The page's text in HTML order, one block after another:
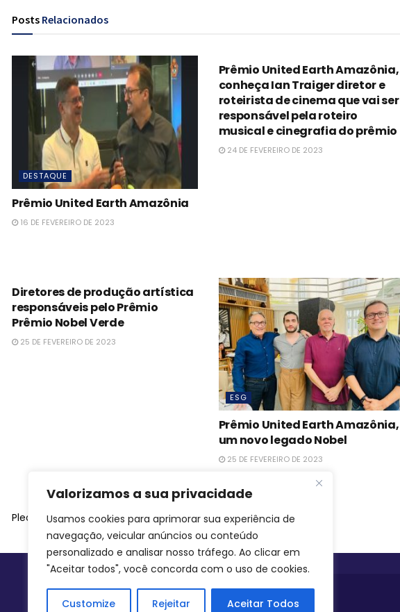
Valorizamos a sua privacidade
Usamos cookies para aprimorar sua experiência de
navegação, veicular anúncios ou conteúdo
personalizado e analisar nosso tráfego. Ao clicar em
"Aceitar todos", você concorda com o uso de cookies.
Customize Rejeitar Aceitar Todos
Posts Relacionados
DESTAQUE
Prêmio United Earth Amazônia
16 DE FEVEREIRO DE 2023
Prêmio United Earth Amazônia,
conheça Ian Traiger diretor e
roteirista de cinema que vai ser
responsável pela roteiro
musical e cinegrafia do prêmio
24 DE FEVEREIRO DE 2023
Diretores de produção artística
responsáveis pelo Prêmio
Prêmio Nobel Verde
25 DE FEVEREIRO DE 2023
ESG
Prêmio United Earth Amazônia,
um novo legado Nobel
25 DE FEVEREIRO DE 2023
Please loginto join discussion
Siga-nos